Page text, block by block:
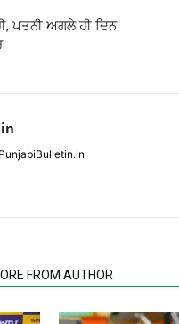
ਪਤਨੀ ਅਗਲੇ ਹੀ ਦਿਨ
FROM AUTHOR